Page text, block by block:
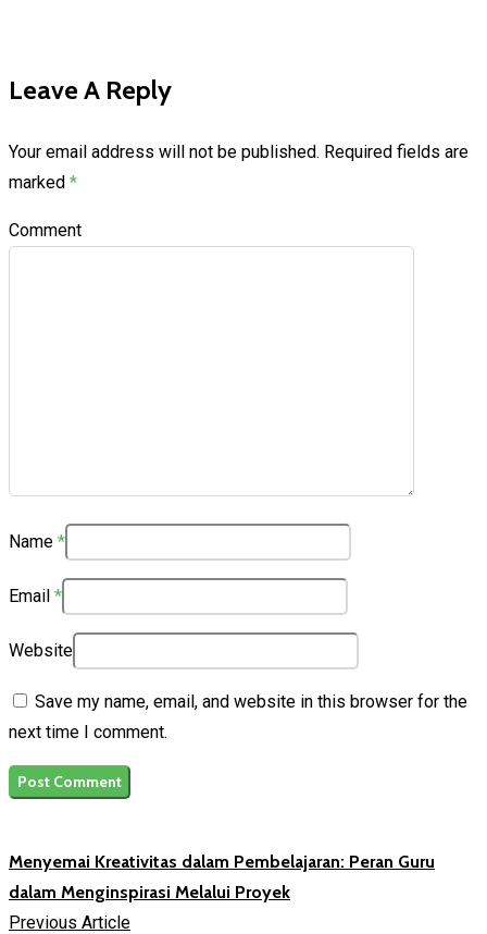
Leave A Reply
Your email address will not be published. Required fields are
marked *
Comment
Name *
Email *
Website
Save my name, email, and website in this browser for the
next time I comment.
Menyemai Kreativitas dalam Pembelajaran: Peran Guru
dalam Menginspirasi Melalui Proyek
Previous Article